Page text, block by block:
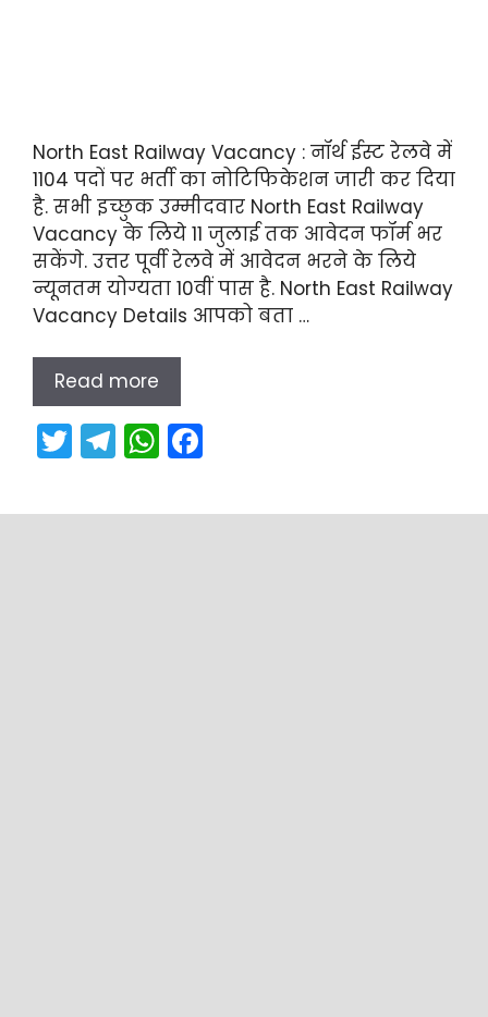
North East Railway Vacancy : नॉर्थ ईस्ट रेलवे में
1104 पदों पर भर्ती का नोटिफिकेशन जारी कर दिया
है. सभी इच्छुक उम्मीदवार North East Railway
Vacancy के लिये 11 जुलाई तक आवेदन फॉर्म भर
सकेंगे. उत्तर पूर्वी रेलवे में आवेदन भरने के लिये
न्यूनतम योग्यता 10वीं पास है. North East Railway
Vacancy Details आपको बता …
Read more
T
w
itt
T
el
e
W
h
a c